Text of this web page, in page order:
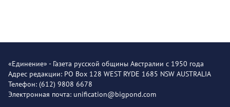
«Единение» - Газета русской общины Австралии с 1950 года
Адрес редакции: PO Box 128 WEST RYDE 1685 NSW AUSTRALIA
Телефон: (612) 9808 6678
Электронная почта: unification@bigpond.com